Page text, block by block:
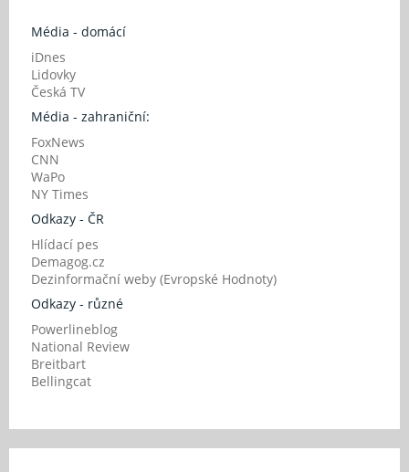
Média - domácí
iDnes
Lidovky
Česká TV
Média - zahraniční:
FoxNews
CNN
WaPo
NY Times
Odkazy - ČR
Hlídací pes
Demagog.cz
Dezinformační weby (Evropské Hodnoty)
Odkazy - různé
Powerlineblog
National Review
Breitbart
Bellingcat